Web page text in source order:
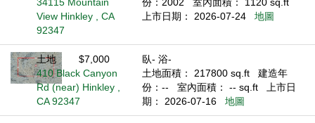
View Hinkley , CA
92347
上市日期： 2026-07-24
地圖
土地
$7,000
410 Black Canyon
Rd (near) Hinkley ,
CA 92347
臥- 浴-
土地面積： 217800 sq.ft
建造年
份：--
室內面積： -- sq.ft
上市日
期： 2026-07-16
地圖